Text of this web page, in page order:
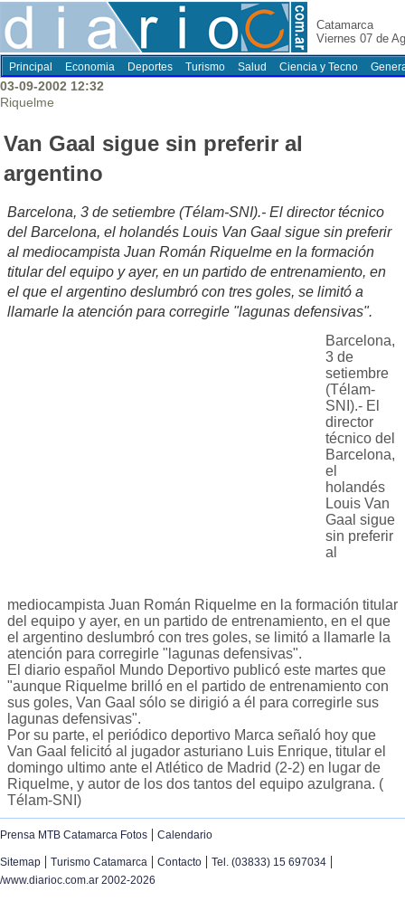
Catamarca
Viernes 07 de
Principal Economia Deportes Turismo Salud Ciencia y Tecno
03-09-2002 12:32
Riquelme
Van Gaal sigue sin preferir al
argentino
Barcelona, 3 de setiembre (Télam-SNI).- El director técnico
del Barcelona, el holandés Louis Van Gaal sigue sin preferir
al mediocampista Juan Román Riquelme en la formación
titular del equipo y ayer, en un partido de entrenamiento, en
el que el argentino deslumbró con tres goles, se limitó a
llamarle la atención para corregirle "lagunas defensivas".
Barcelona,
3 de
setiembre
(Télam-
SNI).- El
director
técnico del
Barcelona,
el
holandés
Louis Van
Gaal sigue
sin preferir
al
mediocampista Juan Román Riquelme en la formación titular
del equipo y ayer, en un partido de entrenamiento, en el que
el argentino deslumbró con tres goles, se limitó a llamarle la
atención para corregirle "lagunas defensivas".
El diario español Mundo Deportivo publicó este martes que
"aunque Riquelme brilló en el partido de entrenamiento con
sus goles, Van Gaal sólo se dirigió a él para corregirle sus
lagunas defensivas".
Por su parte, el periódico deportivo Marca señaló hoy que
Van Gaal felicitó al jugador asturiano Luis Enrique, titular el
domingo ultimo ante el Atlético de Madrid (2-2) en lugar de
Riquelme, y autor de los dos tantos del equipo azulgrana. (
Télam-SNI)
Prensa MTB Catamarca Fotos | Calendario
Sitemap | Turismo Catamarca | Contacto | Tel. (03833) 15 697034 |
/www.diarioc.com.ar 2002-2026